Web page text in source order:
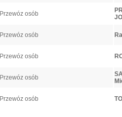
Przewóz osób
Przewóz osób
Przewóz osób
Przewóz osób
Przewóz osób